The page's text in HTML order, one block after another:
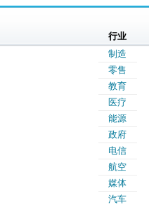
行业
制造
零售
教育
医疗
能源
政府
电信
航空
媒体
汽车